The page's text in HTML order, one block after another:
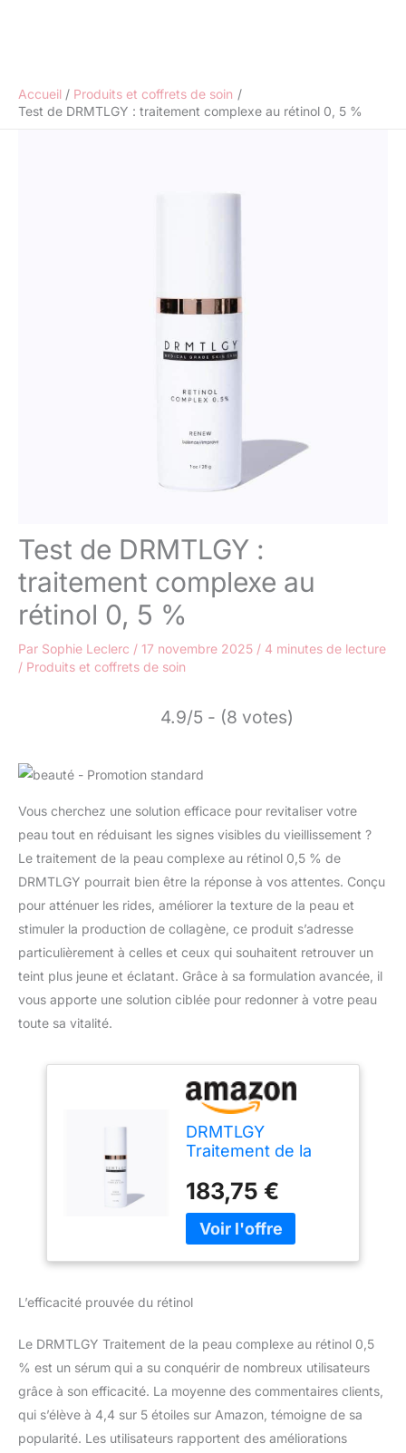
Accueil
Produits et coffrets de soin
Test de DRMTLGY : traitement complexe au rétinol 0, 5 %
Test de DRMTLGY :
traitement complexe au
rétinol 0, 5 %
Par Sophie Leclerc / 17 novembre 2025 / 4 minutes de lecture
/ Produits et coffrets de soin
4.9/5 - (8 votes)
Vous cherchez une solution efficace pour revitaliser votre
peau tout en réduisant les signes visibles du vieillissement ?
Le traitement de la peau complexe au rétinol 0,5 % de
DRMTLGY pourrait bien être la réponse à vos attentes. Conçu
pour atténuer les rides, améliorer la texture de la peau et
stimuler la production de collagène, ce produit s’adresse
particulièrement à celles et ceux qui souhaitent retrouver un
teint plus jeune et éclatant. Grâce à sa formulation avancée, il
vous apporte une solution ciblée pour redonner à votre peau
toute sa vitalité.
DRMTLGY
Traitement de la
rétinol 0,5%
183,75 €
L’efficacité prouvée du rétinol
Le DRMTLGY Traitement de la peau complexe au rétinol 0,5
% est un sérum qui a su conquérir de nombreux utilisateurs
grâce à son efficacité. La moyenne des commentaires clients,
qui s’élève à 4,4 sur 5 étoiles sur Amazon, témoigne de sa
popularité. Les utilisateurs rapportent des améliorations